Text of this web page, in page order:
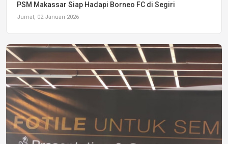
PSM Makassar Siap Hadapi Borneo FC di Segiri
Jumat, 02 Januari 2026